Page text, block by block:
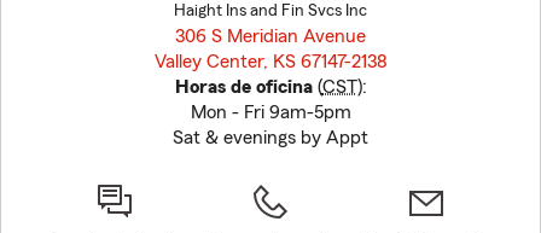
Haight Ins and Fin Svcs Inc
306 S Meridian Avenue
Valley Center, KS 67147-2138
Horas de oficina(CST):
Mon - Fri 9am-5pm
Sat & evenings by Appt